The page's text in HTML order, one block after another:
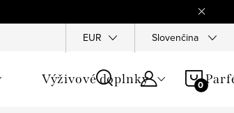
Ochrana osobních údajů Všeobecné
EUR Slovenčina
Výživové doplnky